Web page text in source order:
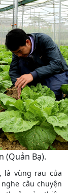
(Quản Bạ).
là vùng rau của
câu chuyện